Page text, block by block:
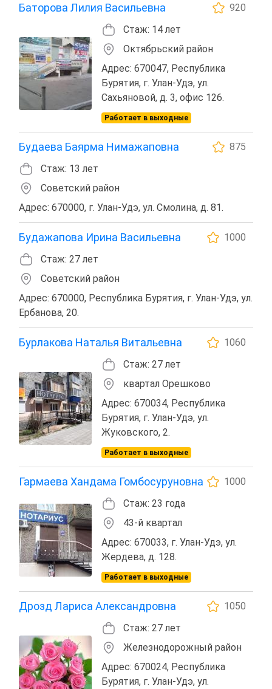
Баторова Лилия Васильевна
920
Стаж: 14 лет
Октябрьский район
Адрес: 670047, Республика
Бурятия, г. Улан-Удэ, ул.
Сахьяновой, д. 3, офис 126.
Работает в выходные
Будаева Баярма Нимажаповна
875
Стаж: 13 лет
Советский район
Адрес: 670000, г. Улан-Удэ, ул. Смолина, д. 81.
Будажапова Ирина Васильевна
1000
Стаж: 27 лет
Советский район
Адрес: 670000, Республика Бурятия, г. Улан-Удэ, ул.
Ербанова, 20.
Бурлакова Наталья Витальевна
1060
Стаж: 27 лет
квартал Орешково
Адрес: 670034, Республика
Бурятия, г. Улан-Удэ, ул.
Жуковского, 2.
Работает в выходные
Гармаева Хандама Гомбосуруновна
1000
Стаж: 23 года
43-й квартал
Адрес: 670033, г. Улан-Удэ, ул.
Жердева, д. 128.
Работает в выходные
Дрозд Лариса Александровна
1050
Стаж: 27 лет
Железнодорожный район
Адрес: 670024, Республика
Бурятия, г. Улан-Удэ, ул.